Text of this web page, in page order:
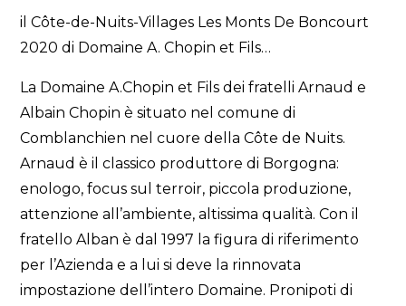
il Côte-de-Nuits-Villages Les Monts De Boncourt
2020 di Domaine A. Chopin et Fils…
La Domaine A.Chopin et Fils dei fratelli Arnaud e
Albain Chopin è situato nel comune di
Comblanchien nel cuore della Côte de Nuits.
Arnaud è il classico produttore di Borgogna:
enologo, focus sul terroir, piccola produzione,
attenzione all’ambiente, altissima qualità. Con il
fratello Alban è dal 1997 la figura di riferimento
per l’Azienda e a lui si deve la rinnovata
impostazione dell’intero Domaine. Pronipoti di